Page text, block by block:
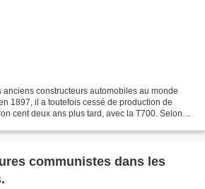
anciens constructeurs automobiles au monde
1897, il a toutefois cessé de production de
cent deux ans plus tard, avec la T700. Selon
communistes dans les